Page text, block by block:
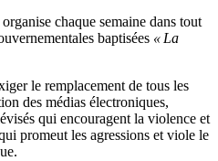
chaque semaine dans tout
baptisées « La
le remplacement de tous les
des médias électroniques,
qui encouragent la violence et
promeut les agressions et viole le